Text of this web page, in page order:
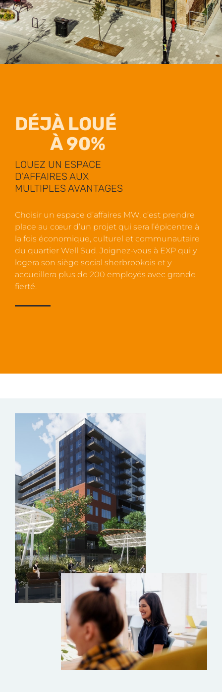
DÉJÀ LOUÉ
À 90%
LOUEZ UN ESPACE
D'AFFAIRES AUX
MULTIPLES AVANTAGES
Choisir un espace d’affaires MW, c’est prendre
place au cœur d’un projet qui sera l’épicentre à
la fois économique, culturel et communautaire
du quartier Well Sud. Joignez-vous à EXP qui y
logera son siège social sherbrookois et y
accueillera plus de 200 employés avec grande
fierté.